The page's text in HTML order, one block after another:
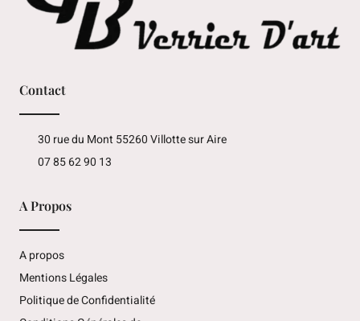
Contact
30 rue du Mont 55260 Villotte sur Aire
07 85 62 90 13
A Propos
A propos
Mentions Légales
Politique de Confidentialité